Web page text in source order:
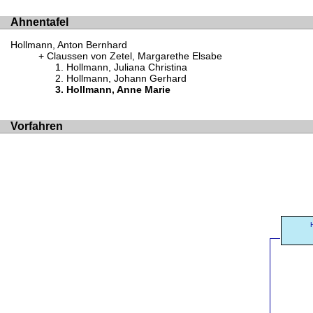
Ahnentafel
Hollmann, Anton Bernhard
Claussen von Zetel, Margarethe Elsabe
Hollmann, Juliana Christina
Hollmann, Johann Gerhard
Hollmann, Anne Marie
Vorfahren